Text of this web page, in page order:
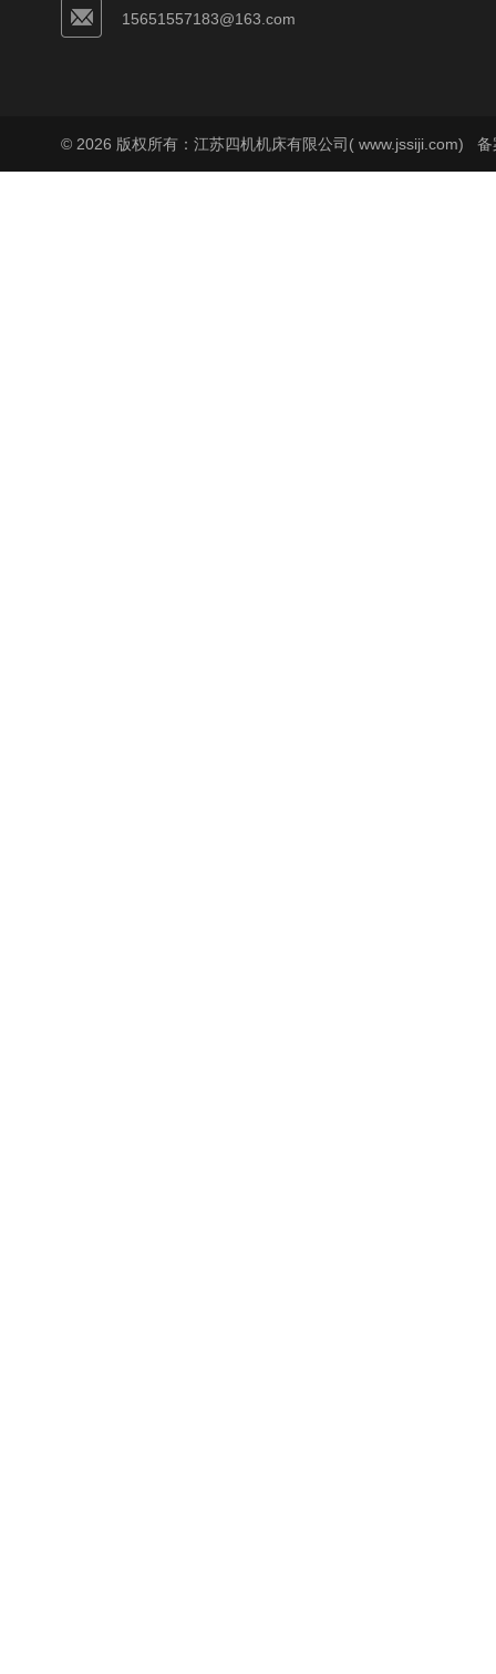
15651557183@163.com
© 2026 版权所有：江苏四机机床有限公司( www.jssiji.com) 备